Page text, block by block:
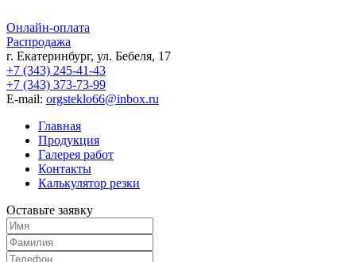
Онлайн-оплата
Распродажа
г. Екатеринбург, ул. Бебеля, 17
+7 (343) 245-41-43
+7 (343) 373-73-99
E-mail: orgsteklo66@inbox.ru
Главная
Продукция
Галерея работ
Контакты
Калькулятор резки
Оставьте заявку